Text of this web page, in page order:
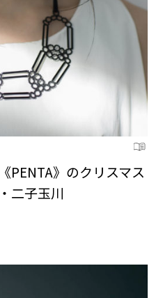
PENTA》のクリスマス
二子玉川